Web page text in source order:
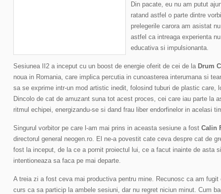
Din pacate, eu nu am putut
ratand astfel o parte dintre
prelegerile carora am asistat
astfel ca intreaga experienta
educativa si impulsionanta.
Sesiunea II2 a inceput cu un boost de energie oferit de cei de la Drum
noua in Romania, care implica percutia in cunoasterea interumana si
sa se exprime intr-un mod artistic inedit, folosind tuburi de plastic care,
Dincolo de cat de amuzant suna tot acest proces, cei care iau parte la
ritmul echipei, energizandu-se si dand frau liber endorfinelor in acelasi
Singurul vorbitor pe care l-am mai prins in aceasta sesiune a fost Calin
directorul general neogen.ro. El ne-a povestit cate ceva despre cat de
fost la inceput, de la ce a pornit proiectul lui, ce a facut inainte de asta
intentioneaza sa faca pe mai departe.
A treia zi a fost ceva mai productiva pentru mine. Recunosc ca am fugit
curs ca sa particip la ambele sesiuni, dar nu regret niciun minut. Cum